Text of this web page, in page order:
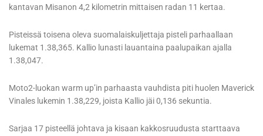
kantavan Misanon 4,2 kilometrin mittaisen radan 11 kertaa.
Pisteissä toisena oleva suomalaiskuljettaja pisteli parhaallaan
lukemat 1.38,365. Kallio lunasti lauantaina paalupaikan ajalla
1.38,047.
Moto2-luokan warm up’in parhaasta vauhdista piti huolen Maverick
Vinales lukemin 1.38,229, joista Kallio jäi 0,136 sekuntia.
Sarjaa 17 pisteellä johtava ja kisaan kakkosruudusta starttaava